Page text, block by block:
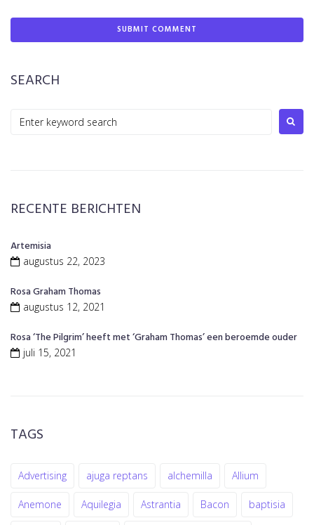
SEARCH
Search
RECENTE BERICHTEN
Artemisia
augustus 22, 2023
Rosa Graham Thomas
augustus 12, 2021
Rosa ‘The Pilgrim’ heeft met ‘Graham Thomas’ een beroemde ouder
juli 15, 2021
TAGS
Advertising ajuga reptans alchemilla Allium
Anemone Aquilegia Astrantia Bacon baptisia